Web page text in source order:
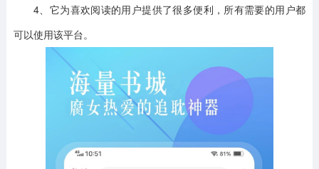
4、它为喜欢阅读的用户提供了很多便利，所有需要的用户都
可以使用该平台。